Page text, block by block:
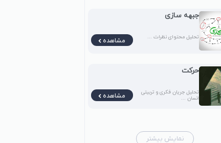
جبهه سازی
تحلیل محتوای نظرات ... مشاهده
حرکت
تحلیل جریان فکری و تربیتی
انسان ...
مشاهده
نمایش بیشتر